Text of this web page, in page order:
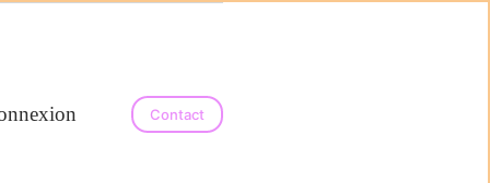
bien-être, pierres naturelles et aromathérapie
Contact